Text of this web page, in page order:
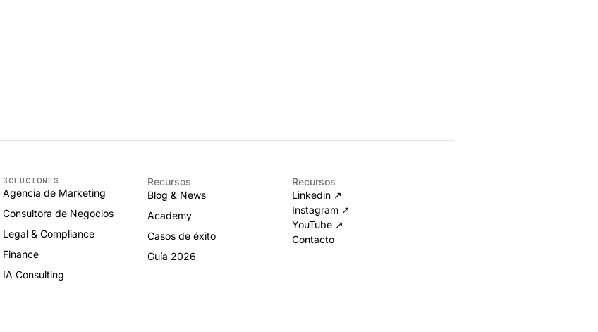
SOLUCIONES
Agencia de Marketing
Consultora de Negocios
Legal & Compliance
Finance
IA Consulting
Recursos
Blog & News
Academy
Casos de éxito
Guía 2026
Recursos
Linkedin ↗
Instagram ↗
YouTube ↗
Contacto